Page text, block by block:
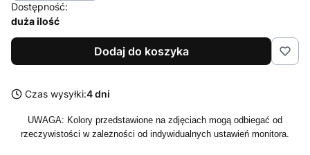
Dostępność:
duża ilość
Dodaj do koszyka
Czas wysyłki:4 dni
UWAGA: Kolory przedstawione na zdjęciach mogą odbiegać od
rzeczywistości w zależności od indywidualnych ustawień monitora.